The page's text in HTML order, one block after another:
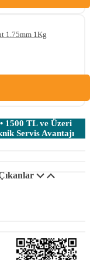
1.75mm 1Kg
1500 TL ve Üzeri
Servis Avantajı